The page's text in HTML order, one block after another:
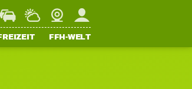
StaupilotWetterWebcamMein FFH
FFH-WELT